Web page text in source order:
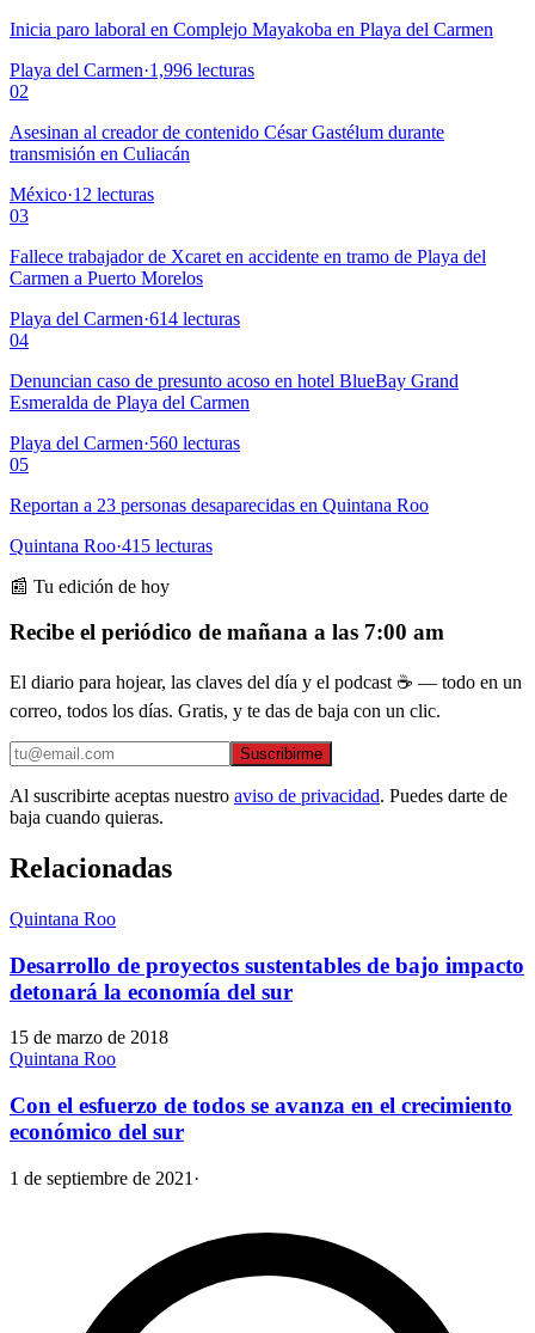
Inicia paro laboral en Complejo Mayakoba en Playa del Carmen
Playa del Carmen·1,996 lecturas
02
Asesinan al creador de contenido César Gastélum durante
transmisión en Culiacán
México·12 lecturas
03
Fallece trabajador de Xcaret en accidente en tramo de Playa del
Carmen a Puerto Morelos
Playa del Carmen·614 lecturas
04
Denuncian caso de presunto acoso en hotel BlueBay Grand
Esmeralda de Playa del Carmen
Playa del Carmen·560 lecturas
05
Reportan a 23 personas desaparecidas en Quintana Roo
Quintana Roo·415 lecturas
📰 Tu edición de hoy
Recibe el periódico de mañana a las 7:00 am
El diario para hojear, las claves del día y el podcast ☕ — todo en un
correo, todos los días. Gratis, y te das de baja con un clic.
Suscribirme
Al suscribirte aceptas nuestro aviso de privacidad. Puedes darte de
baja cuando quieras.
Relacionadas
Quintana Roo
Desarrollo de proyectos sustentables de bajo impacto
detonará la economía del sur
15 de marzo de 2018
Quintana Roo
Con el esfuerzo de todos se avanza en el crecimiento
económico del sur
1 de septiembre de 2021 ·